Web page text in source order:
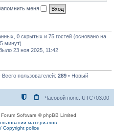
меня
0 скрытых и 75 гостей (основано на
минут)
23 ноя 2025, 11:42
Всего пользователей: 289 • Новый
Часовой пояс: UTC+03:00
Software © phpBB Limited
материалов
Copyright police